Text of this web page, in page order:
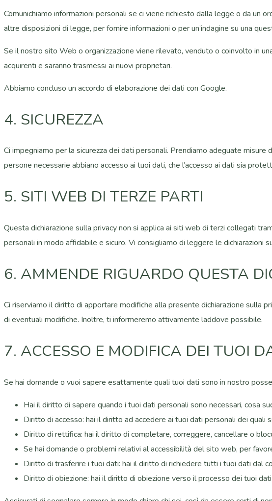
Comunichiamo informazioni personali se ci viene richiesto dalla legge o da un
altre disposizioni di legge, per fornire informazioni o per un’indagine su una
Se il nostro sito Web o organizzazione viene rilevato, venduto o coinvolto in
acquirenti e saranno trasmessi ai nuovi proprietari.
Abbiamo concluso un accordo di elaborazione dei dati con Google.
4. SICUREZZA
Ci impegniamo per la sicurezza dei dati personali. Prendiamo adeguate misure
persone necessarie abbiano accesso ai tuoi dati, che l’accesso ai dati sia
5. SITI WEB DI TERZE PARTI
Questa dichiarazione sulla privacy non si applica ai siti web di terzi collegati
personali in modo affidabile e sicuro. Vi consigliamo di leggere le dichiarazioni
6. AMMENDE RIGUARDO QUESTA
Ci riserviamo il diritto di apportare modifiche alla presente dichiarazione sulla
di eventuali modifiche. Inoltre, ti informeremo attivamente laddove possibile.
7. ACCESSO E MODIFICA DEI TUOI
Se hai domande o vuoi sapere esattamente quali tuoi dati sono in nostro
Hai il diritto di sapere quando i tuoi dati personali sono necessari, cosa
Diritto di accesso: hai il diritto ad accedere ai tuoi dati personali dei quali
Diritto di rettifica: hai il diritto di completare, correggere, cancellare o
Se hai domande o problemi relativi al accessibilità del sito web, per
Diritto di trasferire i tuoi dati: hai il diritto di richiedere tutti i tuoi dati dal
Diritto di obiezione: hai il diritto di obiezione verso il processo dei tuoi